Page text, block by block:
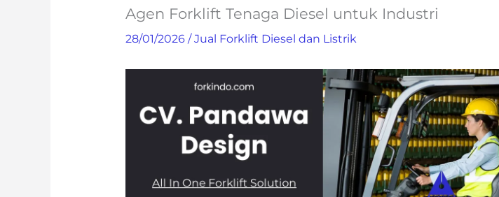
Agen Forklift Tenaga Diesel untuk Industri
28/01/2026 /Jual Forklift Diesel dan Listrik